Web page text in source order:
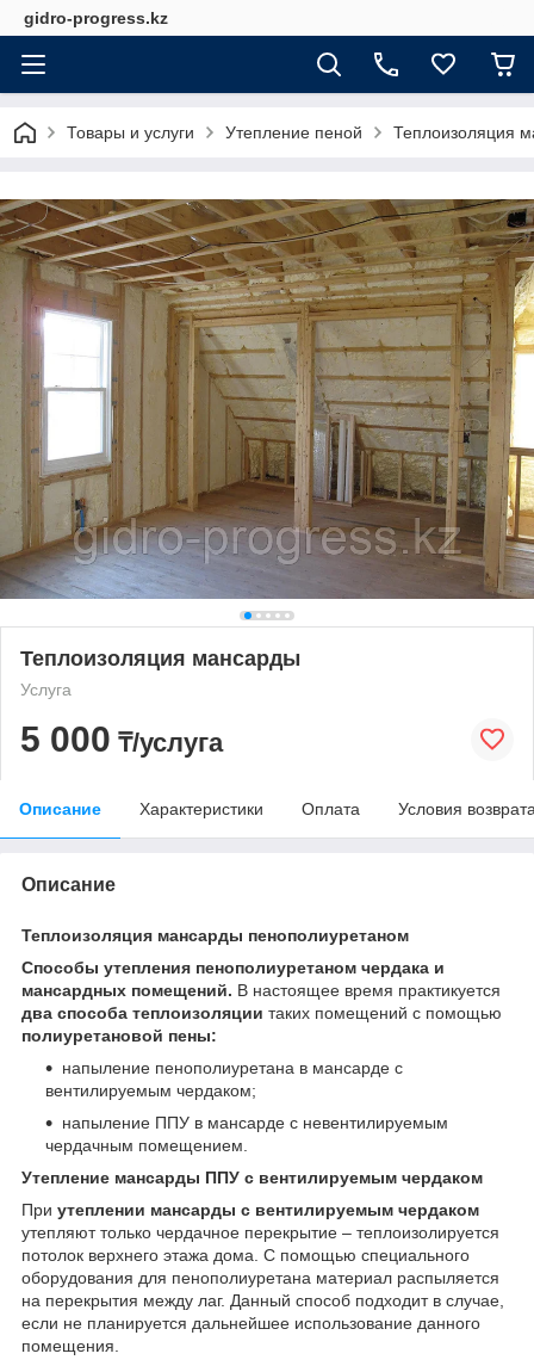
gidro-progress.kz
Товары и услуги Утепление пеной Теплоизоляция
Теплоизоляция мансарды
Услуга
5 000 ₸/услуга
Описание Характеристики Оплата Условия
Описание
Теплоизоляция мансарды пенополиуретаном
Способы утепления пенополиуретаном чердака и
мансардных помещений. В настоящее время практикуется
два способа теплоизоляции таких помещений с помощью
полиуретановой пены:
напыление пенополиуретана в мансарде с
вентилируемым чердаком;
напыление ППУ в мансарде с невентилируемым
чердачным помещением.
Утепление мансарды ППУ с вентилируемым чердаком
При утеплении мансарды с вентилируемым чердаком
утепляют только чердачное перекрытие – теплоизолируется
потолок верхнего этажа дома. С помощью специального
оборудования для пенополиуретана материал распыляется
на перекрытия между лаг. Данный способ подходит в случае,
если не планируется дальнейшее использование данного
помещения.